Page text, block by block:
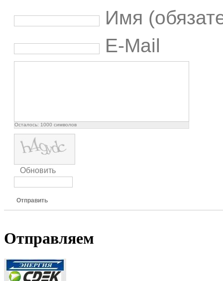
Имя
E-Mail
Осталось: 1000 символов
Обновить
Отправить
Отправляем